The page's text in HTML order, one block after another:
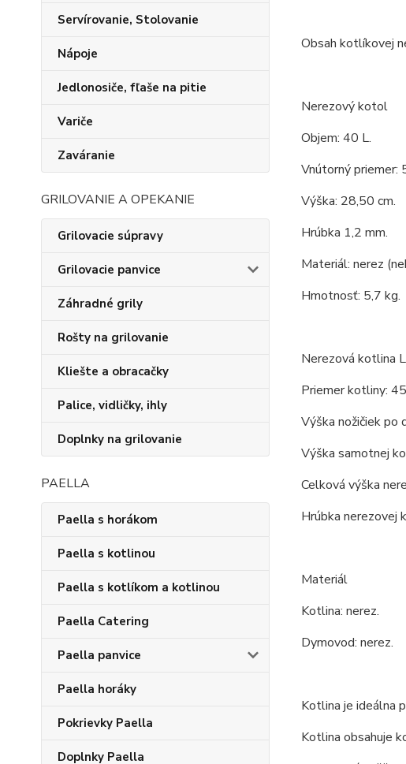
Servírovanie, Stolovanie
Nápoje
Jedlonosiče, fľaše na pitie
Variče
Zaváranie
GRILOVANIE A OPEKANIE
Grilovacie súpravy
Grilovacie panvice
Záhradné grily
Rošty na grilovanie
Kliešte a obracačky
Palice, vidličky, ihly
Doplnky na grilovanie
PAELLA
Paella s horákom
Paella s kotlinou
Paella s kotlíkom a kotlinou
Paella Catering
Paella panvice
Paella horáky
Pokrievky Paella
Doplnky Paella
Obsah kotlíkovej
Nerezový kotol
Objem: 40 L.
Vnútorný priemer:
Výška: 28,50 cm.
Hrúbka 1,2 mm.
Materiál: nerez
Hmotnosť: 5,7 kg.
Nerezová kotlina
Priemer kotliny:
Výška nožičiek po
Výška samotnej
Celková výška
Hrúbka nerezovej
Materiál
Kotlina: nerez.
Dymovod: nerez.
Kotlina je ideálna
Kotlina obsahuje